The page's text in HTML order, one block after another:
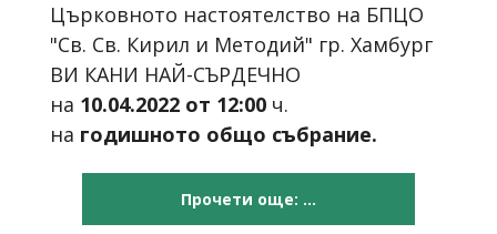
Църковното настоятелство на БПЦО
"Св. Св. Кирил и Методий" гр. Хамбург
ВИ КАНИ НАЙ-СЪРДЕЧНО
на 10.04.2022 от 12:00 ч.
на годишното общо събрание.
Прочети още: ...